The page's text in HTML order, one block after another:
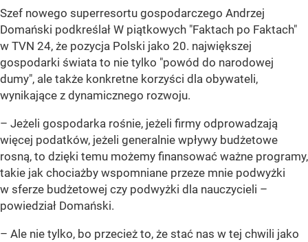
Szef nowego superresortu gospodarczego Andrzej
Domański podkreślał W piątkowych "Faktach po Faktach"
w TVN 24, że pozycja Polski jako 20. największej
gospodarki świata to nie tylko "powód do narodowej
dumy", ale także konkretne korzyści dla obywateli,
wynikające z dynamicznego rozwoju.
– Jeżeli gospodarka rośnie, jeżeli firmy odprowadzają
więcej podatków, jeżeli generalnie wpływy budżetowe
rosną, to dzięki temu możemy finansować ważne programy,
takie jak chociażby wspomniane przeze mnie podwyżki
w sferze budżetowej czy podwyżki dla nauczycieli –
powiedział Domański.
– Ale nie tylko, bo przecież to, że stać nas w tej chwili jako